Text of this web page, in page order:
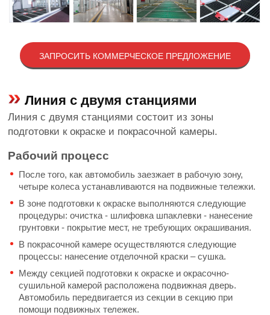
ЗАПРОСИТЬ КОММЕРЧЕСКОЕ ПРЕДЛОЖЕНИЕ
Линия с двумя станциями
Линия с двумя станциями состоит из зоны
подготовки к окраске и покрасочной камеры.
Рабочий процесс
После того, как автомобиль заезжает в рабочую зону,
четыре колеса устанавливаются на подвижные тележки.
В зоне подготовки к окраске выполняются следующие
процедуры: очистка - шлифовка шпаклевки - нанесение
грунтовки - покрытие мест, не требующих окрашивания.
В покрасочной камере осуществляются следующие
процессы: нанесение отделочной краски – сушка.
Между секцией подготовки к окраске и окрасочно-
сушильной камерой расположена подвижная дверь.
Автомобиль передвигается из секции в секцию при
помощи подвижных тележек.